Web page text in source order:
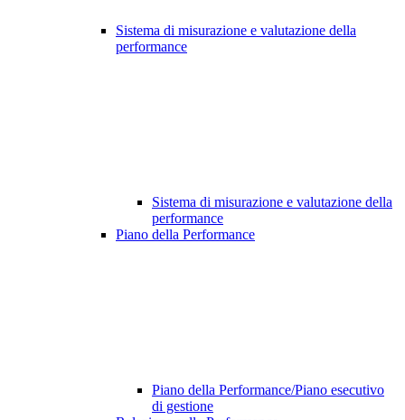
Sistema di misurazione e valutazione della
performance
Sistema di misurazione e valutazione della
performance
Piano della Performance
Piano della Performance/Piano esecutivo
di gestione